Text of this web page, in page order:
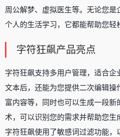
周公解梦、虚拟医生等。无论您
个人的生活学习，它都能帮助您轻
字符狂飙产品亮点
字符狂飙支持多用户管理，适合
文本后，还能为您提供二次编辑
富内容等，同时也可以生成一段
术，可以识别您的需求并帮助您生
字符狂飙使用了敏感词过滤功能